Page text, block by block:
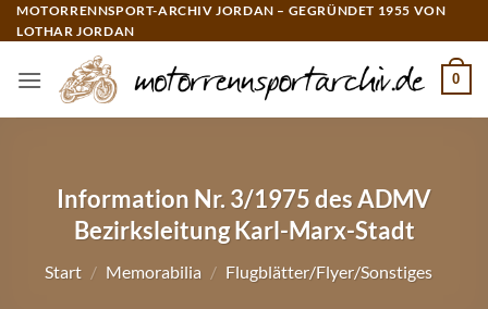
Zum
Inhalt
MOTORRENNSPORT-ARCHIV JORDAN – GEGRÜNDET 1955 VON
LOTHAR JORDAN
0
Information Nr. 3/1975 des ADMV
Bezirksleitung Karl-Marx-Stadt
Start / Memorabilia / Flugblätter/Flyer/Sonstiges